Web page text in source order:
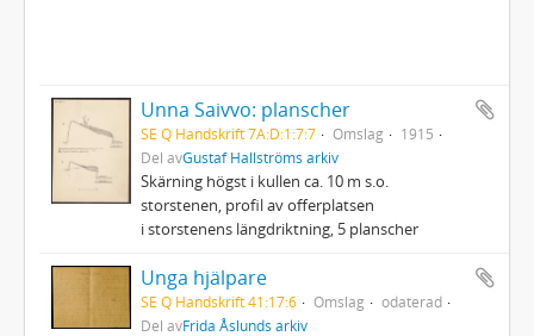
Unna Saivvo: planscher
SE Q Handskrift 7A:D:1:7:7 Omslag
1915
Del avGustaf Hallströms arkiv
Skärning högst i kullen ca. 10 m s.o.
storstenen, profil av offerplatsen
i storstenens längdriktning, 5 planscher
Unga hjälpare
SE Q Handskrift 41:17:6 Omslag
odaterad
Del avFrida Åslunds arkiv